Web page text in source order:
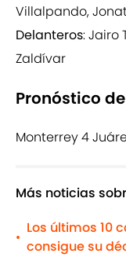
Villalpando,
Delanteros: Jairo
Zaldívar
Pronóstico
Monterrey 4
Más noticias
•
Los últimos 10
consigue su